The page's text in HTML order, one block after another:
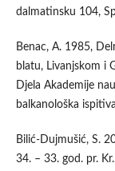
dalmatinsku 104,
Benac, A. 1985,
blatu, Livanjskom i
Djela Akademije
balkanološka
Bilić-Dujmušić, S.
34. – 33. god. pr.